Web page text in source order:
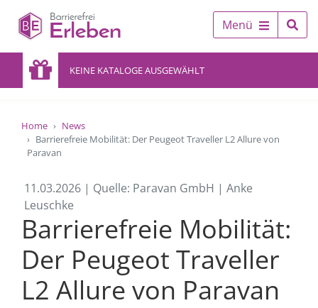
Menü
KEINE KATALOGE AUSGEWÄHLT
Home
News
Barrierefreie Mobilität: Der Peugeot Traveller L2 Allure von
Paravan
11.03.2026 | Quelle: Paravan GmbH | Anke
Leuschke
Barrierefreie Mobilität:
Der Peugeot Traveller
L2 Allure von Paravan